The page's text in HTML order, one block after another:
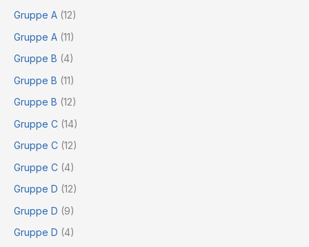
Gruppe A (12)
Gruppe A (11)
Gruppe B (4)
Gruppe B (11)
Gruppe B (12)
Gruppe C (14)
Gruppe C (12)
Gruppe C (4)
Gruppe D (12)
Gruppe D (9)
Gruppe D (4)